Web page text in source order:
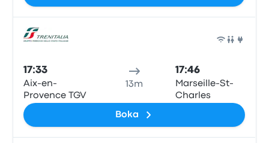
17:33
Aix-en-
Provence TGV
13m
17:46
Marseille-St-
Charles
Boka